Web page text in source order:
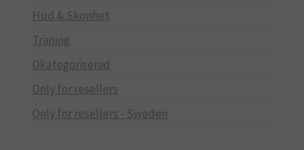
Hud & Skönhet
Träning
Okategoriserad
Only for resellers
Only for resellers - Sweden